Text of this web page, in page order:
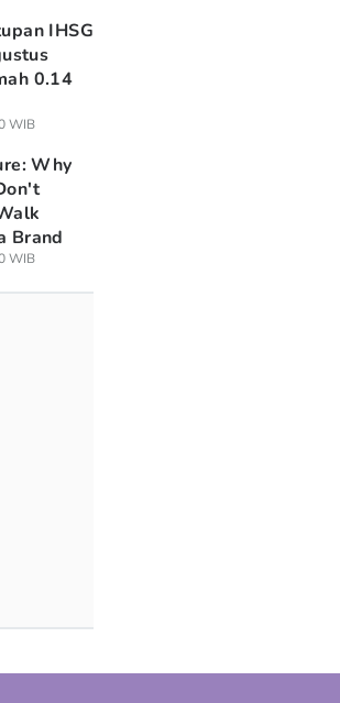
IHSG
0.14
WIB
Why
Brand
WIB